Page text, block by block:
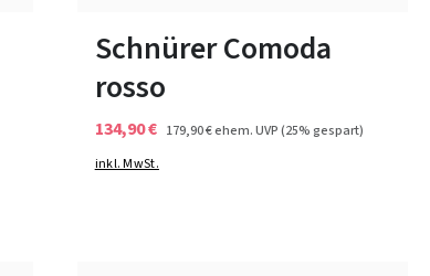
Schnürer Comoda
rosso
134,90 € 179,90 €ehem. UVP(25% gespart)
inkl. MwSt.